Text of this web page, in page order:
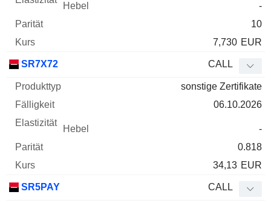
-
10
7,730 EUR
SR7X72 CALL
sonstige Zertifikate
06.10.2026
-
0.818
34,13 EUR
SR5PAY CALL